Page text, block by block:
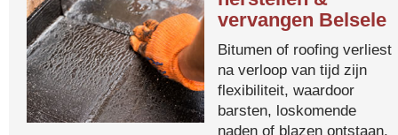
vervangen Belsele
Bitumen of roofing verliest
na verloop van tijd zijn
flexibiliteit, waardoor
barsten, loskomende
naden of blazen ontstaan.